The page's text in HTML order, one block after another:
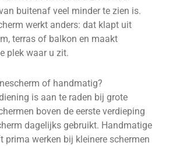
buitenaf veel minder te zien is.
werkt anders: dat klapt uit
terras of balkon en maakt
plek waar u zit.
of handmatig?
is aan te raden bij grote
boven de eerste verdieping
dagelijks gebruikt. Handmatige
prima werken bij kleinere schermen